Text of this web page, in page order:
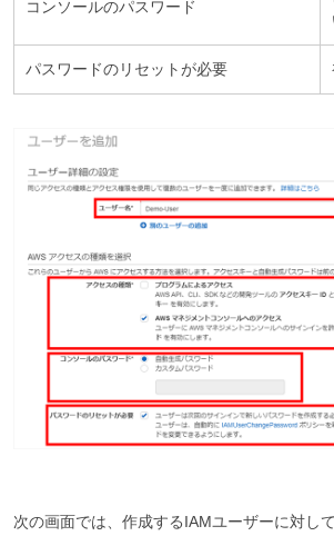
コンソールのパスワード
パスワードのリセットが必要
次の画面では、作成するIAMユーザーに対し